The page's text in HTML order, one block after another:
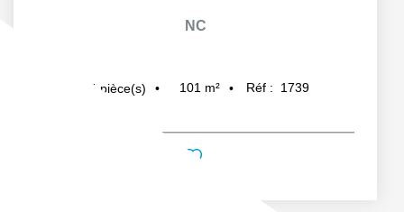
NC
4 pièce(s) 101 m² Réf : 1739